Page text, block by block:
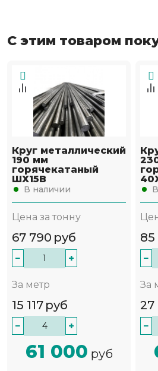
С этим товаром
Круг металлический
190 мм
горячекатаный
ШХ15В
В наличии
Цена за тонну
67 790 руб
− +
За метр
15 117 руб
− +
61 000 руб
85
−
За
27
−